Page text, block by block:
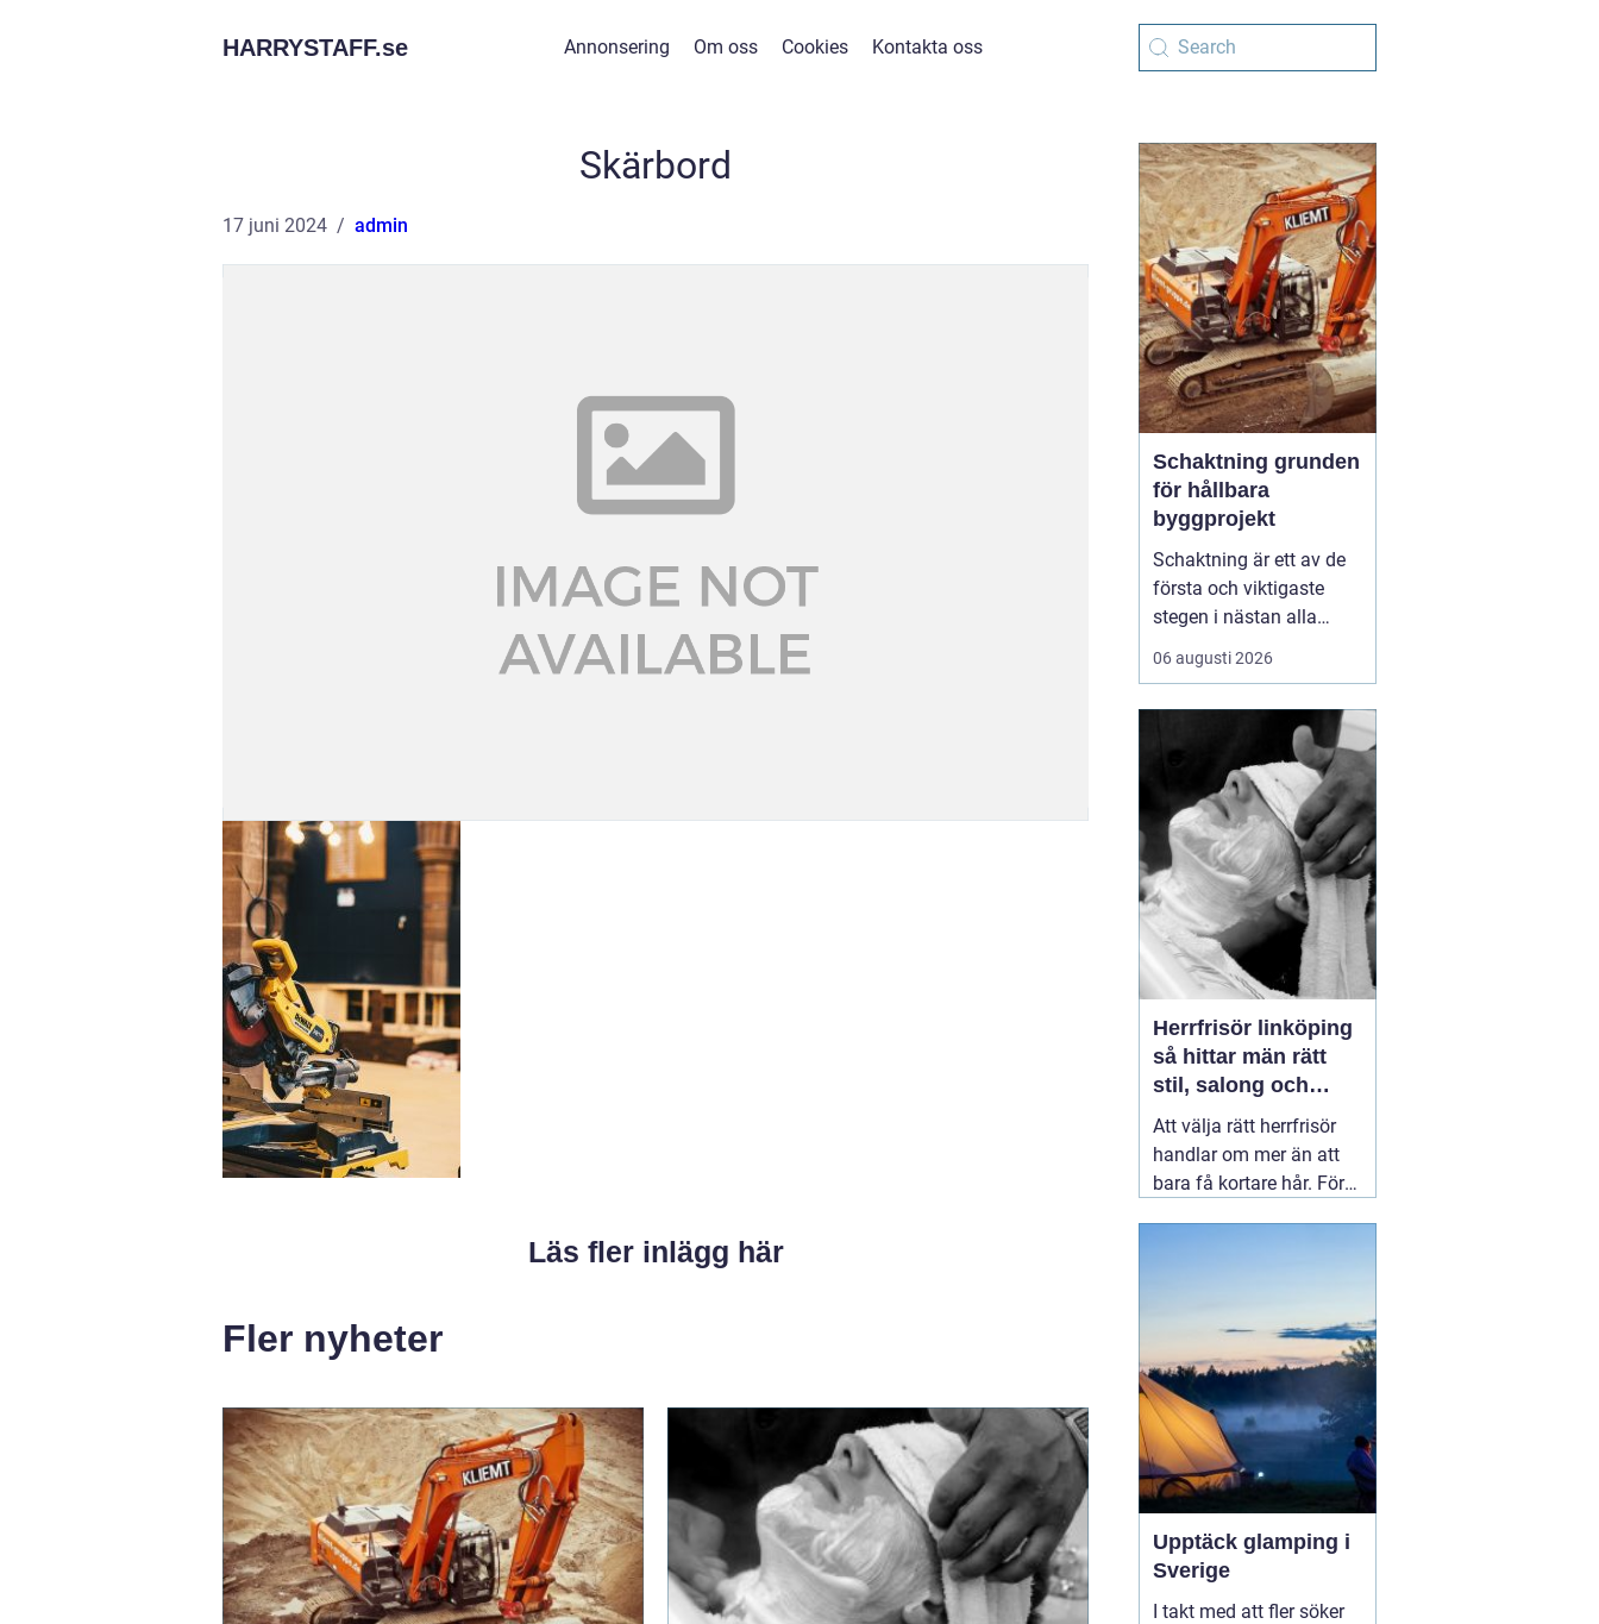
HARRYSTAFF.se Annonsering Om oss Cookies Kontakta oss
Skärbord
17 juni 2024 admin
Läs fler inlägg här
Fler nyheter
Schaktning grunden
för hållbara
byggprojekt
Schaktning är ett av de
första och viktigaste
stegen i nästan alla
bygg- och
anläggningsprojekt. När
industribyggnader eller
infrastruktur ska byggas
börjar arbetet i marken.
Schakten avgör hur
stabil konstruktionen blir,
hur lång livslän...
06 augusti 2026
Herrfrisör linköping
så hittar män rätt
stil, salong och
upplevelse
Att välja rätt herrfrisör
handlar om mer än att
bara få kortare hår. För
och gå därifrån med en
stil som verkligen känns
rätt. 04 augusti 2026
Upptäck glamping i
Sverige
I takt med att fler söker